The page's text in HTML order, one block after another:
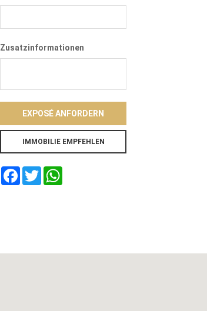
Zusatzinformationen
EXPOSÉ ANFORDERN
Facebook
Twitter